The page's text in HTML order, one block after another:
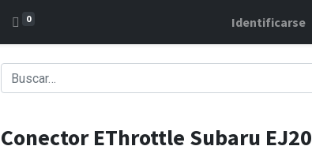
0 Identificarse
Conector EThrottle Subaru EJ20